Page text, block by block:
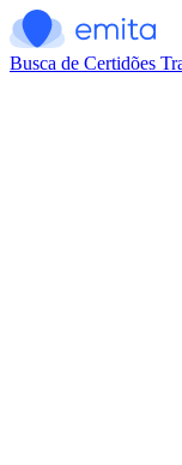
Busca de Certidões